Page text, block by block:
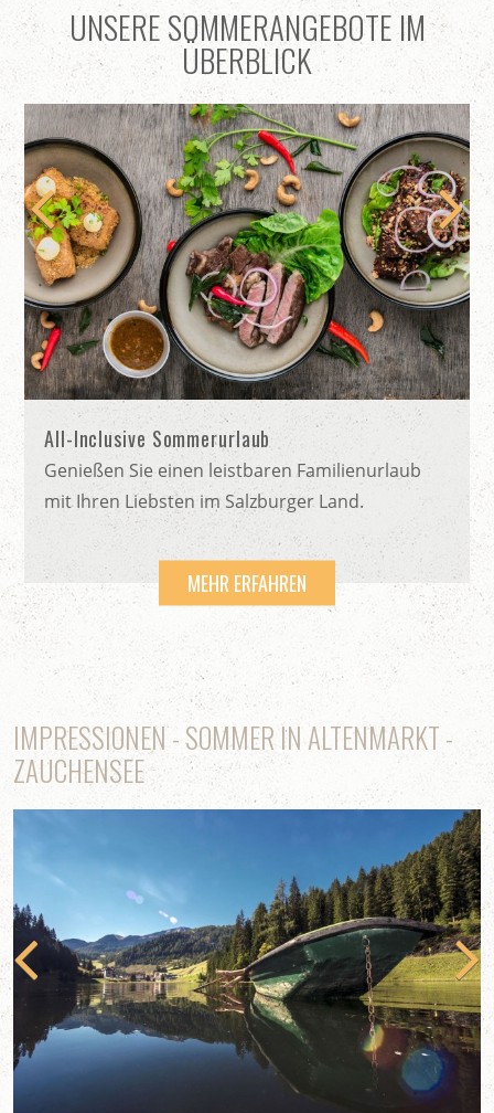
UNSERE SOMMERANGEBOTE IM
ÜBERBLICK
All-Inclusive Sommerurlaub
Genießen Sie einen leistbaren Familienurlaub
mit Ihren Liebsten im Salzburger Land.
MEHR ERFAHREN
IMPRESSIONEN - SOMMER IN ALTENMARKT -
ZAUCHENSEE